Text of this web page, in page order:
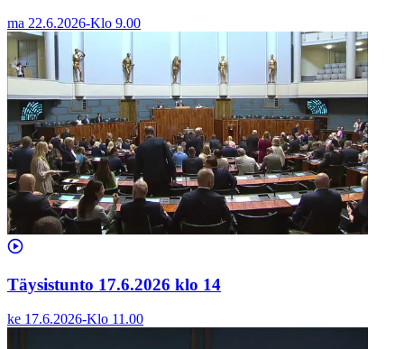
ma 22.6.2026-Klo 9.00
Täysistunto 17.6.2026 klo 14
ke 17.6.2026-Klo 11.00